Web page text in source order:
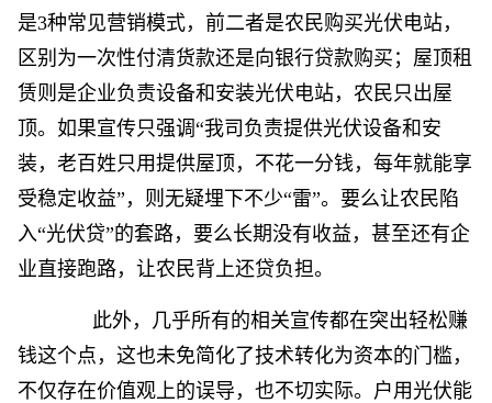
是3种常见营销模式，前二者是农民购买光伏电站，
区别为一次性付清货款还是向银行贷款购买；屋顶租
赁则是企业负责设备和安装光伏电站，农民只出屋
顶。如果宣传只强调“我司负责提供光伏设备和安
装，老百姓只用提供屋顶，不花一分钱，每年就能享
受稳定收益”，则无疑埋下不少“雷”。要么让农民陷
入“光伏贷”的套路，要么长期没有收益，甚至还有企
业直接跑路，让农民背上还贷负担。
此外，几乎所有的相关宣传都在突出轻松赚
钱这个点，这也未免简化了技术转化为资本的门槛，
不仅存在价值观上的误导，也不切实际。户用光伏能